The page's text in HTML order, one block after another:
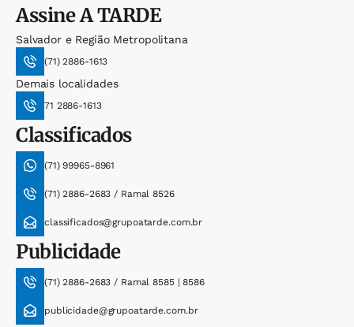
AssineA TARDE
Salvador e Região Metropolitana
(71) 2886-1613
Demais localidades
71 2886-1613
Classificados
(71) 99965-8961
(71) 2886-2683 / Ramal 8526
classificados@grupoatarde.com.br
Publicidade
(71) 2886-2683 / Ramal 8585 | 8586
publicidade@grupoatarde.com.br